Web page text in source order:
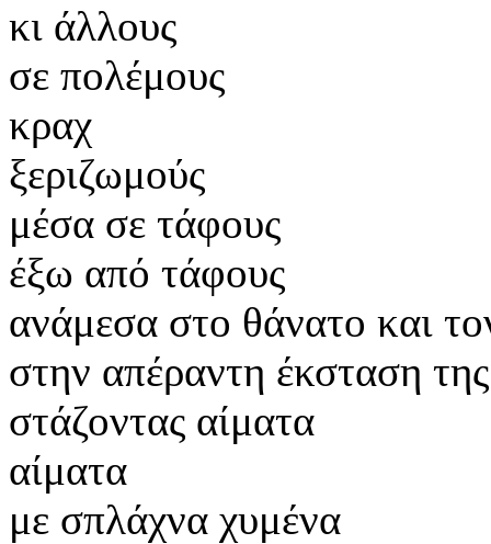
κι άλλους
σε πολέμους
κραχ
ξεριζωμούς
μέσα σε τάφους
έξω από τάφους
ανάμεσα στο θάνατο και
στην απέραντη έκσταση
στάζοντας αίματα
αίματα
με σπλάχνα χυμένα